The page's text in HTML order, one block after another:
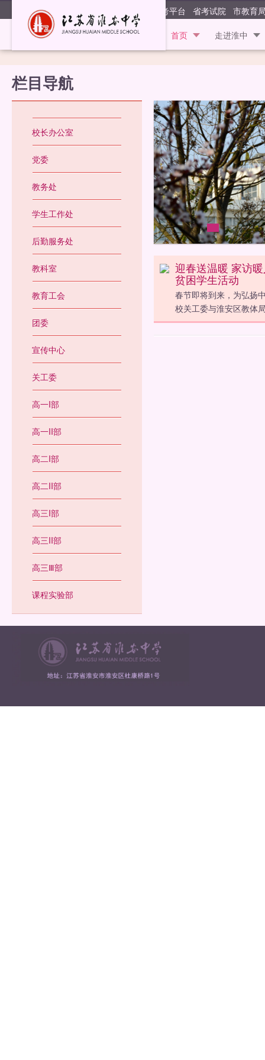
江苏省淮
首页 走进淮中
阳光高考平台 省考试院 市教育
栏目导航
校长办公室
党委
教务处
学生工作处
后勤服务处
教科室
教育工会
团委
宣传中心
关工委
高一I部
高一II部
高二I部
高二II部
高三I部
高三II部
高三Ⅲ部
课程实验部
迎春送温暖 家访
贫困学生活动
春节即将到来，为弘扬
校关工委与淮安区教体